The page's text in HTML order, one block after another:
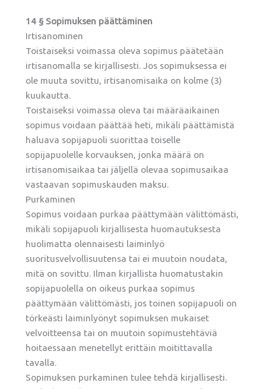
14 § Sopimuksen päättäminen
Irtisanominen
Toistaiseksi voimassa oleva sopimus päätetään
irtisanomalla se kirjallisesti. Jos sopimuksessa ei
ole muuta sovittu, irtisanomisaika on kolme (3)
kuukautta.
Toistaiseksi voimassa oleva tai määräaikainen
sopimus voidaan päättää heti, mikäli päättämistä
haluava sopijapuoli suorittaa toiselle
sopijapuolelle korvauksen, jonka määrä on
irtisanomisaikaa tai jäljellä olevaa sopimusaikaa
vastaavan sopimuskauden maksu.
Purkaminen
Sopimus voidaan purkaa päättymään välittömästi,
mikäli sopijapuoli kirjallisesta huomautuksesta
huolimatta olennaisesti laiminlyö
suoritusvelvollisuutensa tai ei muutoin noudata,
mitä on sovittu. Ilman kirjallista huomatustakin
sopijapuolella on oikeus purkaa sopimus
päättymään välittömästi, jos toinen sopijapuoli on
törkeästi laiminlyönyt sopimuksen mukaiset
velvoitteensa tai on muutoin sopimustehtäviä
hoitaessaan menetellyt erittäin moitittavalla
tavalla.
Sopimuksen purkaminen tulee tehdä kirjallisesti.